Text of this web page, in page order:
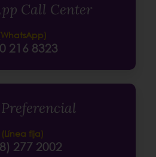
Call Center
216 8323
(Línea fija)
277 2002